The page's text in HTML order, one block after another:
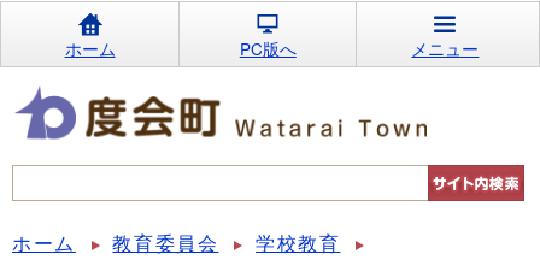
ホーム PC版へ メニュー
ホーム 教育委員会 学校教育